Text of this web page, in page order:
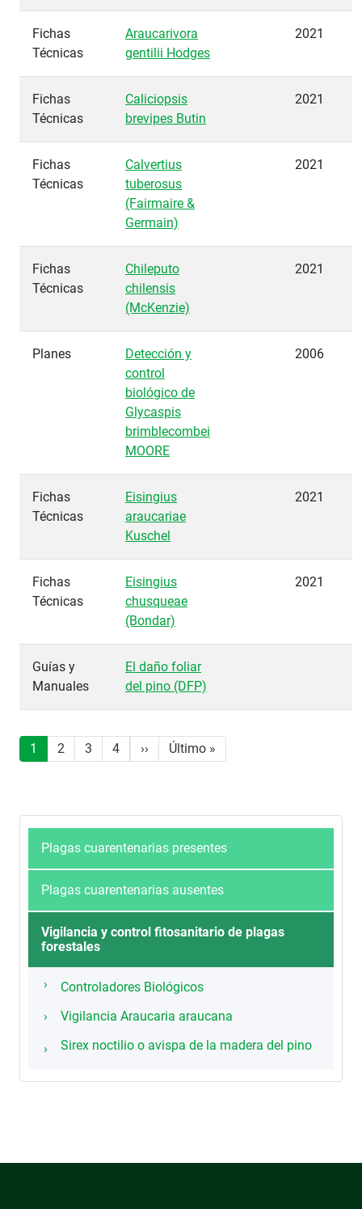
Fichas
Técnicas
Araucarivora
gentilii Hodges
2021
Fichas
Técnicas
Caliciopsis
brevipes Butin
2021
Fichas
Técnicas
Calvertius
tuberosus
(Fairmaire &
Germain)
2021
Fichas
Técnicas
Chileputo
chilensis
(McKenzie)
2021
Planes
Detección y
control
biológico de
Glycaspis
brimblecombei
MOORE
2006
Fichas
Técnicas
Eisingius
araucariae
Kuschel
2021
Fichas
Técnicas
Eisingius
chusqueae
(Bondar)
2021
Guías y
Manuales
El daño foliar
del pino (DFP)
Paginación
1 2 3 4 ›› Siguiente página
Último »
Plagas cuarentenarias presentes
Plagas cuarentenarias ausentes
Vigilancia y control fitosanitario de plagas
forestales
Controladores Biológicos
Vigilancia Araucaria araucana
Sirex noctilio o avispa de la madera del pino